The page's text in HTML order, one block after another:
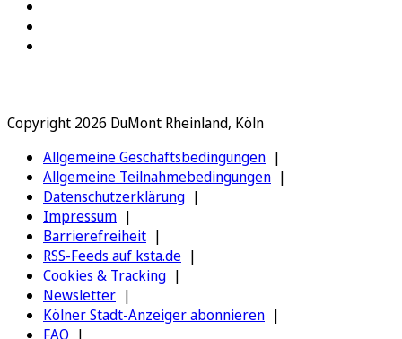
Copyright 2026 DuMont Rheinland, Köln
Allgemeine Geschäftsbedingungen
Allgemeine Teilnahmebedingungen
Datenschutzerklärung
Impressum
Barrierefreiheit
RSS-Feeds auf ksta.de
Cookies & Tracking
Newsletter
Kölner Stadt-Anzeiger abonnieren
FAQ